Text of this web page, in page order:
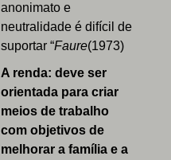
anonimato e
neutralidade é difícil de
suportar “Faure(1973)
A renda: deve ser
orientada para criar
meios de trabalho
com objetivos de
melhorar a família e a